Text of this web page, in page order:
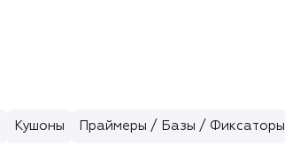
Кушоны Праймеры / Базы / Фиксаторы